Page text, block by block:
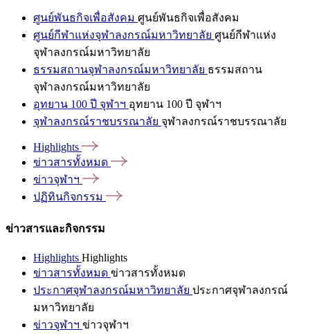
ศูนย์พันธกิจเพื่อสังคม ศูนย์พันธกิจเพื่อสังคม
ศูนย์กีฬาแห่งจุฬาลงกรณ์มหาวิทยาลัย ศูนย์กีฬาแห่ง
จุฬาลงกรณ์มหาวิทยาลัย
ธรรมสถานจุฬาลงกรณ์มหาวิทยาลัย ธรรมสถาน
จุฬาลงกรณ์มหาวิทยาลัย
อุทยาน 100 ปี จุฬาฯ อุทยาน 100 ปี จุฬาฯ
จุฬาลงกรณ์ราชบรรณาลัย จุฬาลงกรณ์ราชบรรณาลัย
Highlights
ข่าวสารทั้งหมด
ข่าวจุฬาฯ
ปฏิทินกิจกรรม
ข่าวสารและกิจกรรม
Highlights Highlights
ข่าวสารทั้งหมด ข่าวสารทั้งหมด
ประกาศจุฬาลงกรณ์มหาวิทยาลัย ประกาศจุฬาลงกรณ์
มหาวิทยาลัย
ข่าวจุฬาฯ ข่าวจุฬาฯ